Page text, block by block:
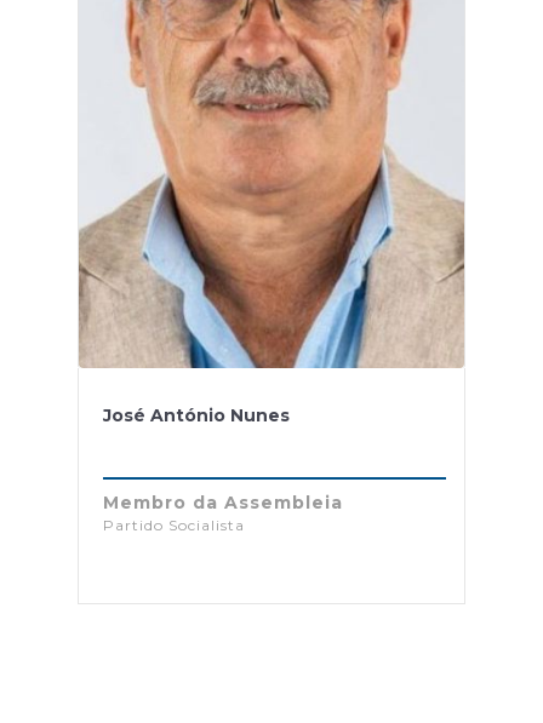
José António Nunes
Membro da Assembleia
Partido Socialista